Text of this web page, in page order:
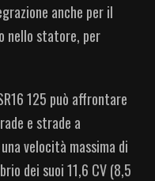
anche per il
nello statore, per
125 può affrontare
e strade a
velocità massima di
dei suoi 11,6 CV (8,5